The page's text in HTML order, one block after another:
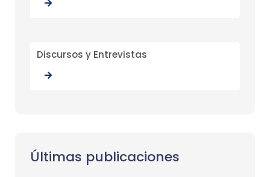
Discursos y Entrevistas
Últimas publicaciones